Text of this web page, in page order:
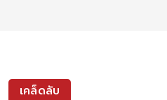
เคล็ดลับ